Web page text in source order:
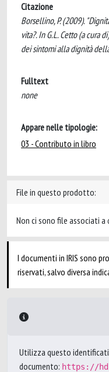
Citazione
Borsellino, P. (2009).
vita?. In G.L. Cetto (a cura
dei sintomi alla dignità
Fulltext
none
Appare nelle tipologie:
03 - Contributo in libro
File in questo prodotto:
Non ci sono file associati
I documenti in IRIS sono
riservati, salvo diversa
Utilizza questo
documento: https://